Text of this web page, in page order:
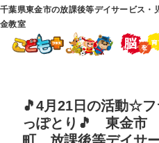
千葉県東金市の放課後等デイサービス
金教室
🎵4月21日の活動☆
っぽとり🎵 東金市